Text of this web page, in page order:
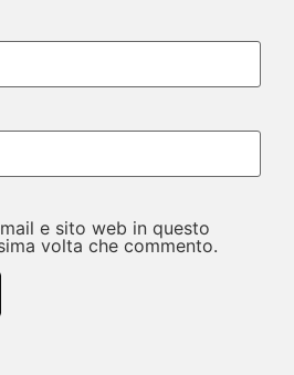
e sito web in questo
volta che commento.